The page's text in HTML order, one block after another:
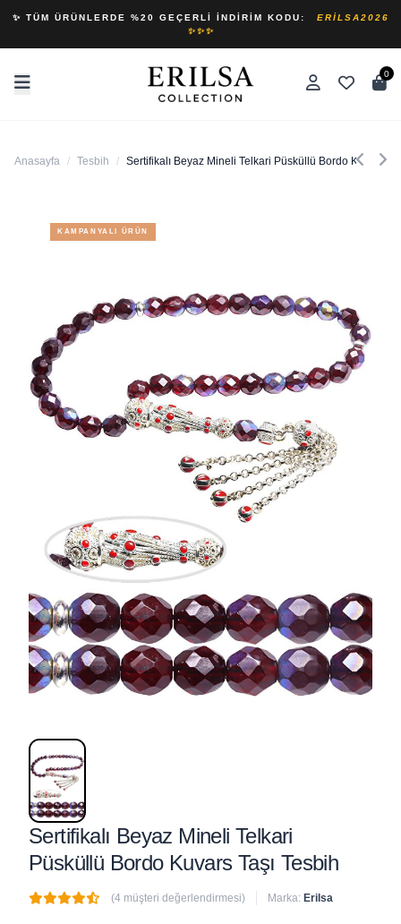
✨ TÜM ÜRÜNLERDE %20 GEÇERLI İNDIRIM KODU:
ERILSA2026
✨✨✨
0
Anasayfa / Tesbih / Sertifikalı Beyaz Mineli Telkari Püsküllü Bordo Kuvars
KAMPANYALI ÜRÜN
Sertifikalı Beyaz Mineli Telkari
Püsküllü Bordo Kuvars Taşı Tesbih
(4 müşteri değerlendirmesi) Marka: Erilsa